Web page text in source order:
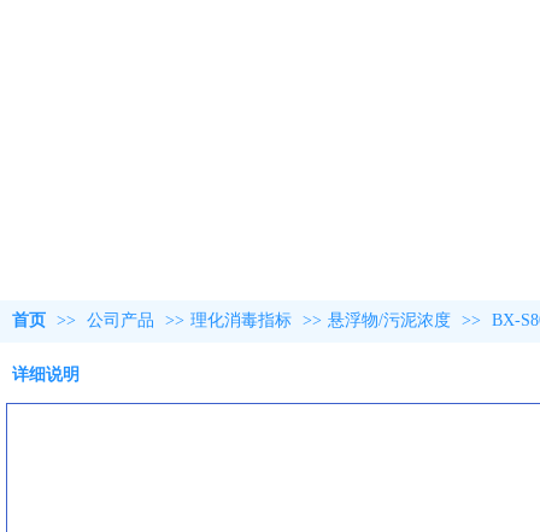
首页 >> 公司产品 >> 理化消毒指标 >> 悬浮物/污泥浓度 >> BX-
详细说明